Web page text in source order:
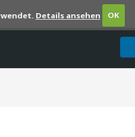
Details ansehen OK